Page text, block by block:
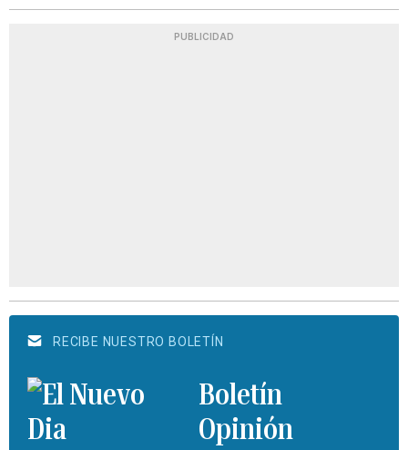
PUBLICIDAD
RECIBE NUESTRO BOLETÍN
Boletín
Opinión